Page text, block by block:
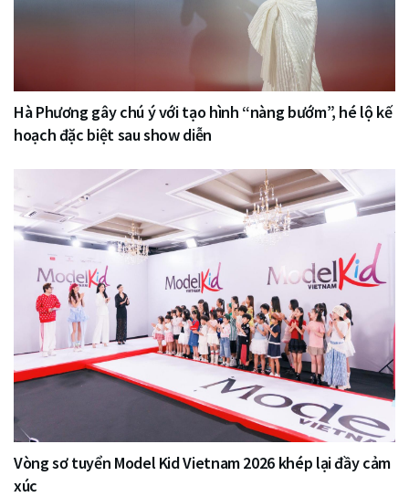
Hà Phương gây chú ý với tạo hình “nàng bướm”, hé lộ kế
hoạch đặc biệt sau show diễn
Vòng sơ tuyển Model Kid Vietnam 2026 khép lại đầy cảm
xúc